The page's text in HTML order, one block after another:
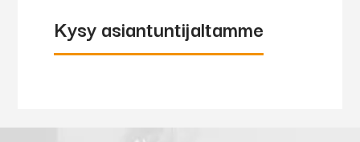
Kysy asiantuntijaltamme